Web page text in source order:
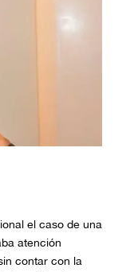
el caso de una
atención
contar con la